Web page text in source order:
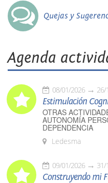
Quejas y
Agenda
08/01/2026 26/
Estimulación
OTRAS
AUTONOMÍA
DEPENDENCIA
Ledesma
09/01/2026 31/
Construyendo mi